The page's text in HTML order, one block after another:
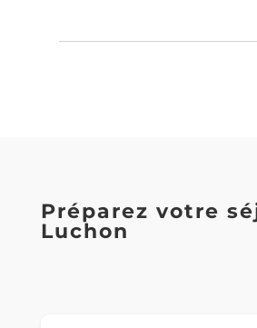
Préparez votre
Luchon